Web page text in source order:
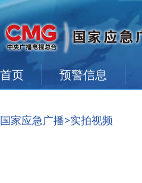
首页 预警信息
国家应急广播>实拍视频